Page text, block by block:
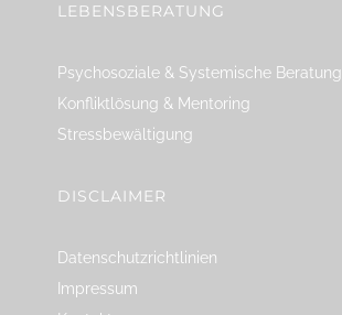
LEBENSBERATUNG
Psychosoziale & Systemische Beratung
Konfliktlösung & Mentoring
Stressbewältigung
DISCLAIMER
Datenschutzrichtlinien
Impressum